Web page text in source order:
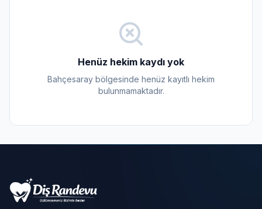
Henüz hekim kaydı yok
Bahçesaray bölgesinde henüz kayıtlı hekim
bulunmamaktadır.